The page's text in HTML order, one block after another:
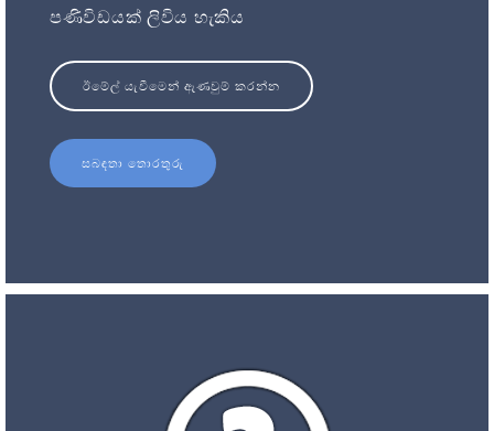
පණිවිඩයක් ලිවිය හැකිය
ඊමේල් යැවීමෙන් ඇණවුම් කරන්න
සබඳතා තොරතුරු